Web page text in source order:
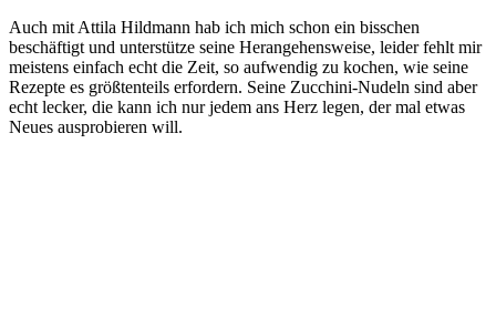
Auch mit Attila Hildmann hab ich mich schon ein bisschen
beschäftigt und unterstütze seine Herangehensweise, leider fehlt mir
meistens einfach echt die Zeit, so aufwendig zu kochen, wie seine
Rezepte es größtenteils erfordern. Seine Zucchini-Nudeln sind aber
echt lecker, die kann ich nur jedem ans Herz legen, der mal etwas
Neues ausprobieren will.